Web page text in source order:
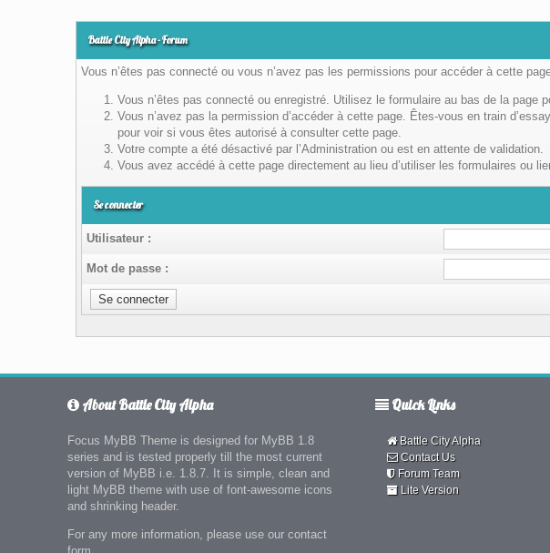
Battle City Alpha - Forum
Vous n’êtes pas connecté ou vous n’avez pas les permissions pour accéder à cette
Vous n’êtes pas connecté ou enregistré. Utilisez le formulaire au bas de la page
Vous n’avez pas la permission d’accéder à cette page. Êtes-vous en train
pour voir si vous êtes autorisé à consulter cette page.
Votre compte a été désactivé par l’Administration ou est en attente de validation.
Vous avez accédé à cette page directement au lieu d’utiliser les formulaires ou
Se connecter
Utilisateur :
Mot de passe :
About Battle City Alpha
Focus MyBB Theme is designed for MyBB 1.8
series and is tested properly till the most current
version of MyBB i.e. 1.8.7. It is simple, clean and
light MyBB theme with use of font-awesome icons
and shrinking header.
For any more information, please use our contact
Quick Links
Battle City Alpha
Contact Us
Forum Team
Lite Version